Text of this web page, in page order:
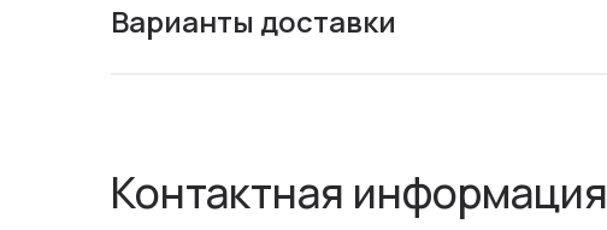
Варианты доставки
Контактная информация